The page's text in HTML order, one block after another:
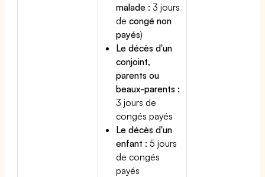
malade : 3 jours
decongé non
payés)
Le décès d'un
conjoint,
parents ou
beaux-parents :
3 jours de
congés payés
Le décès d'un
enfant : 5 jours
de congés
payés